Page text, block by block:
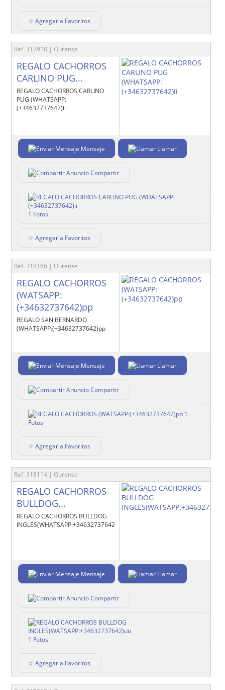
☆ Agregar a Favoritos
Ref. 317918 | Ourense
REGALO CACHORROS
CARLINO PUG...
REGALO CACHORROS CARLINO
PUG (WHATSAPP:
(+34632737642)ii
Mensaje Llamar
Compartir
1 Fotos
☆ Agregar a Favoritos
Ref. 318166 | Ourense
REGALO CACHORROS
(WATSAPP:
(+34632737642)pp
REGALO SAN BERNARDO
(WHATSAPP:(+34632737642)pp
Mensaje Llamar
Compartir
1
Fotos
☆ Agregar a Favoritos
Ref. 318114 | Ourense
REGALO CACHORROS
BULLDOG...
REGALO CACHORROS BULLDOG
INGLES(WHATSAPP:+34632737642)uu
Mensaje Llamar
Compartir
1 Fotos
☆ Agregar a Favoritos